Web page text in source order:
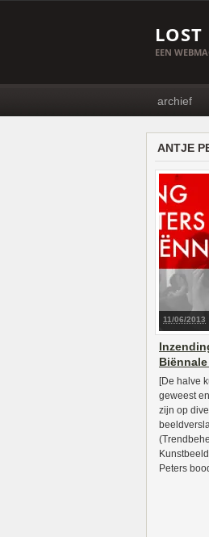
EEN
archief
ANTJE
11/06/2013
[De halve
geweest
zijn op
Peters